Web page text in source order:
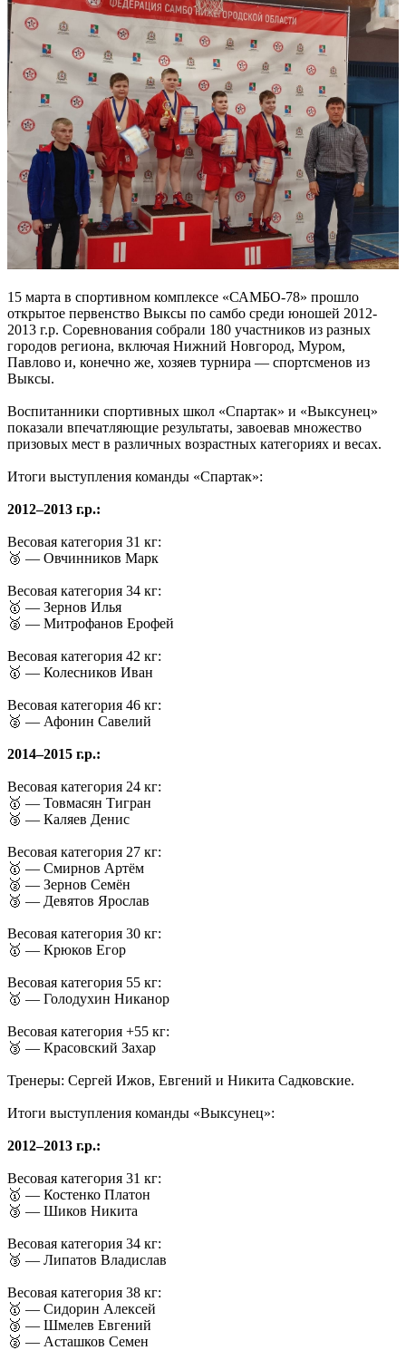
15 марта в спортивном комплексе «САМБО-78» прошло
открытое первенство Выксы по самбо среди юношей 2012-
2013 г.р. Соревнования собрали 180 участников из разных
городов региона, включая Нижний Новгород, Муром,
Павлово и, конечно же, хозяев турнира — спортсменов из
Выксы.
Воспитанники спортивных школ «Спартак» и «Выксунец»
показали впечатляющие результаты, завоевав множество
призовых мест в различных возрастных категориях и весах.
Итоги выступления команды «Спартак»:
2012–2013 г.р.:
Весовая категория 31 кг:
🥉 — Овчинников Марк
Весовая категория 34 кг:
🥇 — Зернов Илья
🥈 — Митрофанов Ерофей
Весовая категория 42 кг:
🥇 — Колесников Иван
Весовая категория 46 кг:
🥈 — Афонин Савелий
2014–2015 г.р.:
Весовая категория 24 кг:
🥇 — Товмасян Тигран
🥉 — Каляев Денис
Весовая категория 27 кг:
🥇 — Смирнов Артём
🥈 — Зернов Семён
🥉 — Девятов Ярослав
Весовая категория 30 кг:
🥇 — Крюков Егор
Весовая категория 55 кг:
🥇 — Голодухин Никанор
Весовая категория +55 кг:
🥉 — Красовский Захар
Тренеры: Сергей Ижов, Евгений и Никита Садковские.
Итоги выступления команды «Выксунец»:
2012–2013 г.р.:
Весовая категория 31 кг:
🥇 — Костенко Платон
🥉 — Шиков Никита
Весовая категория 34 кг:
🥉 — Липатов Владислав
Весовая категория 38 кг:
🥇 — Сидорин Алексей
🥉 — Шмелев Евгений
🥈 — Асташков Семен